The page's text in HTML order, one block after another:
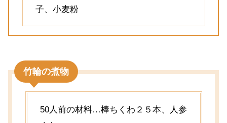
子、小麦粉
竹輪の煮物
50人前の材料…棒ちくわ２５本、人参